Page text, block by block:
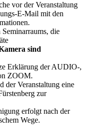
vor der Veranstaltung
E-Mail mit den
die
sind
Erklärung der AUDIO-,
ZOOM.
der Veranstaltung eine
zur
erfolgt nach der
Wege.